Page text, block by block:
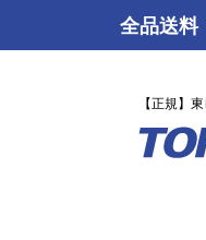
全品送料
【正規】